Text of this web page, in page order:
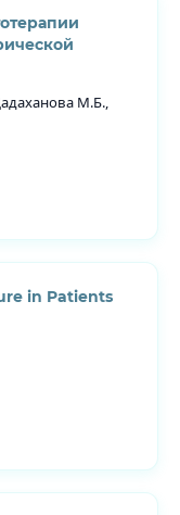
М.Б.,
in Patients